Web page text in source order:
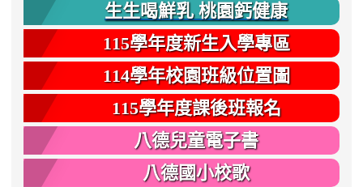
生生喝鮮乳 桃園鈣健康
115學年度新生入學專區
114學年校園班級位置圖
115學年度課後班報名
八德兒童電子書
八德國小校歌